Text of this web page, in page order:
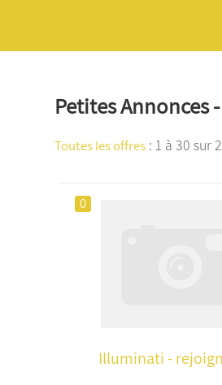
Petites Annonces
Toutes les offres : 1 à 30 sur
0
Illuminati -